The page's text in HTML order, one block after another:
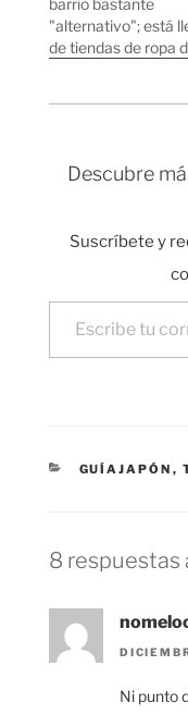
años. Algunos son
bastante curiosos y
resultones, mi
Mario:
"alternativo"; está
de tiendas de ropa
incluso Cola cao),
etc. Algo genial de
está lleno de
paredes…
Descubre
Suscríbete y
Escribe tu correo electrónico…
CATEGORÍAS
GUÍAJAPÓN ,
8 respuestas
Ni punto